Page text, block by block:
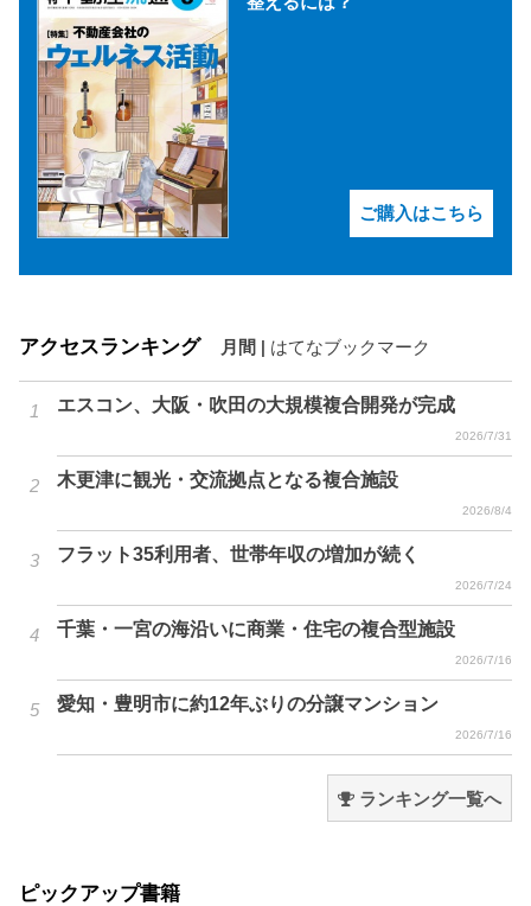
ご購入はこちら
アクセスランキング 月間 | はてなブックマーク
エスコン、大阪・吹田の大規模複合開発が完成
2026/7/31
木更津に観光・交流拠点となる複合施設
2026/8/4
フラット35利用者、世帯年収の増加が続く
2026/7/24
千葉・一宮の海沿いに商業・住宅の複合型施設
2026/7/16
愛知・豊明市に約12年ぶりの分譲マンション
2026/7/16
ランキング一覧へ
ピックアップ書籍